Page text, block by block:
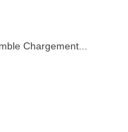
Chargement...